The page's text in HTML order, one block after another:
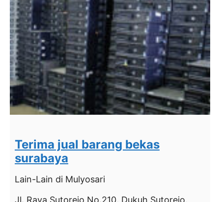
Terima jual barang bekas
surabaya
Lain-Lain di Mulyosari
Jl. Raya Sutorejo No.210, Dukuh Sutorejo,